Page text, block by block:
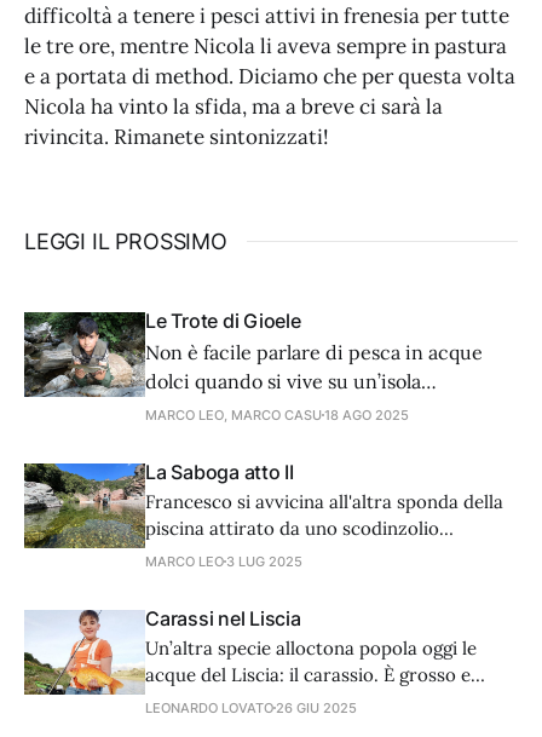
difficoltà a tenere i pesci attivi in frenesia per tutte
le tre ore, mentre Nicola li aveva sempre in pastura
e a portata di method. Diciamo che per questa volta
Nicola ha vinto la sfida, ma a breve ci sarà la
rivincita. Rimanete sintonizzati!
LEGGI IL PROSSIMO
Le Trote di Gioele
Non è facile parlare di pesca in acque
dolci quando si vive su un’isola
circondata dal mare. Ma se c’è una pesca
interne di montagna e ne racchiude
storia e un fascino tutto proprio, quella è
sicuramente la pesca alla trota.
MARCO LEO, MARCO CASU18 AGO 2025
La Saboga atto II
Francesco si avvicina all'altra sponda della
piscina attirato da uno scodinzolio
prepotente.
MARCO LEO 3 LUG 2025
Carassi nel Liscia
Un’altra specie alloctona popola oggi le
acque del Liscia: il carassio. È grosso e
variamente colorato ma la pesca non è
LEONARDO LOVATO 26 GIU 2025